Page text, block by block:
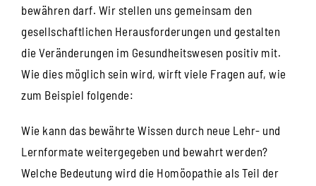
bewähren darf. Wir stellen uns gemeinsam den
gesellschaftlichen Herausforderungen und gestalten
die Veränderungen im Gesundheitswesen positiv mit.
Wie dies möglich sein wird, wirft viele Fragen auf, wie
zum Beispiel folgende:
Wie kann das bewährte Wissen durch neue Lehr- und
Lernformate weitergegeben und bewahrt werden?
Welche Bedeutung wird die Homöopathie als Teil der